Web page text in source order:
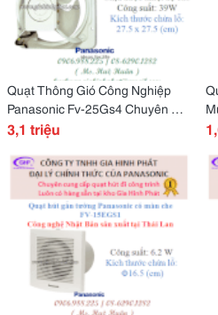
Quạt Thông Gió Công Nghiệp
Panasonic Fv-25Gs4 Chuyên Đi
Công Trình
3,1 triệu